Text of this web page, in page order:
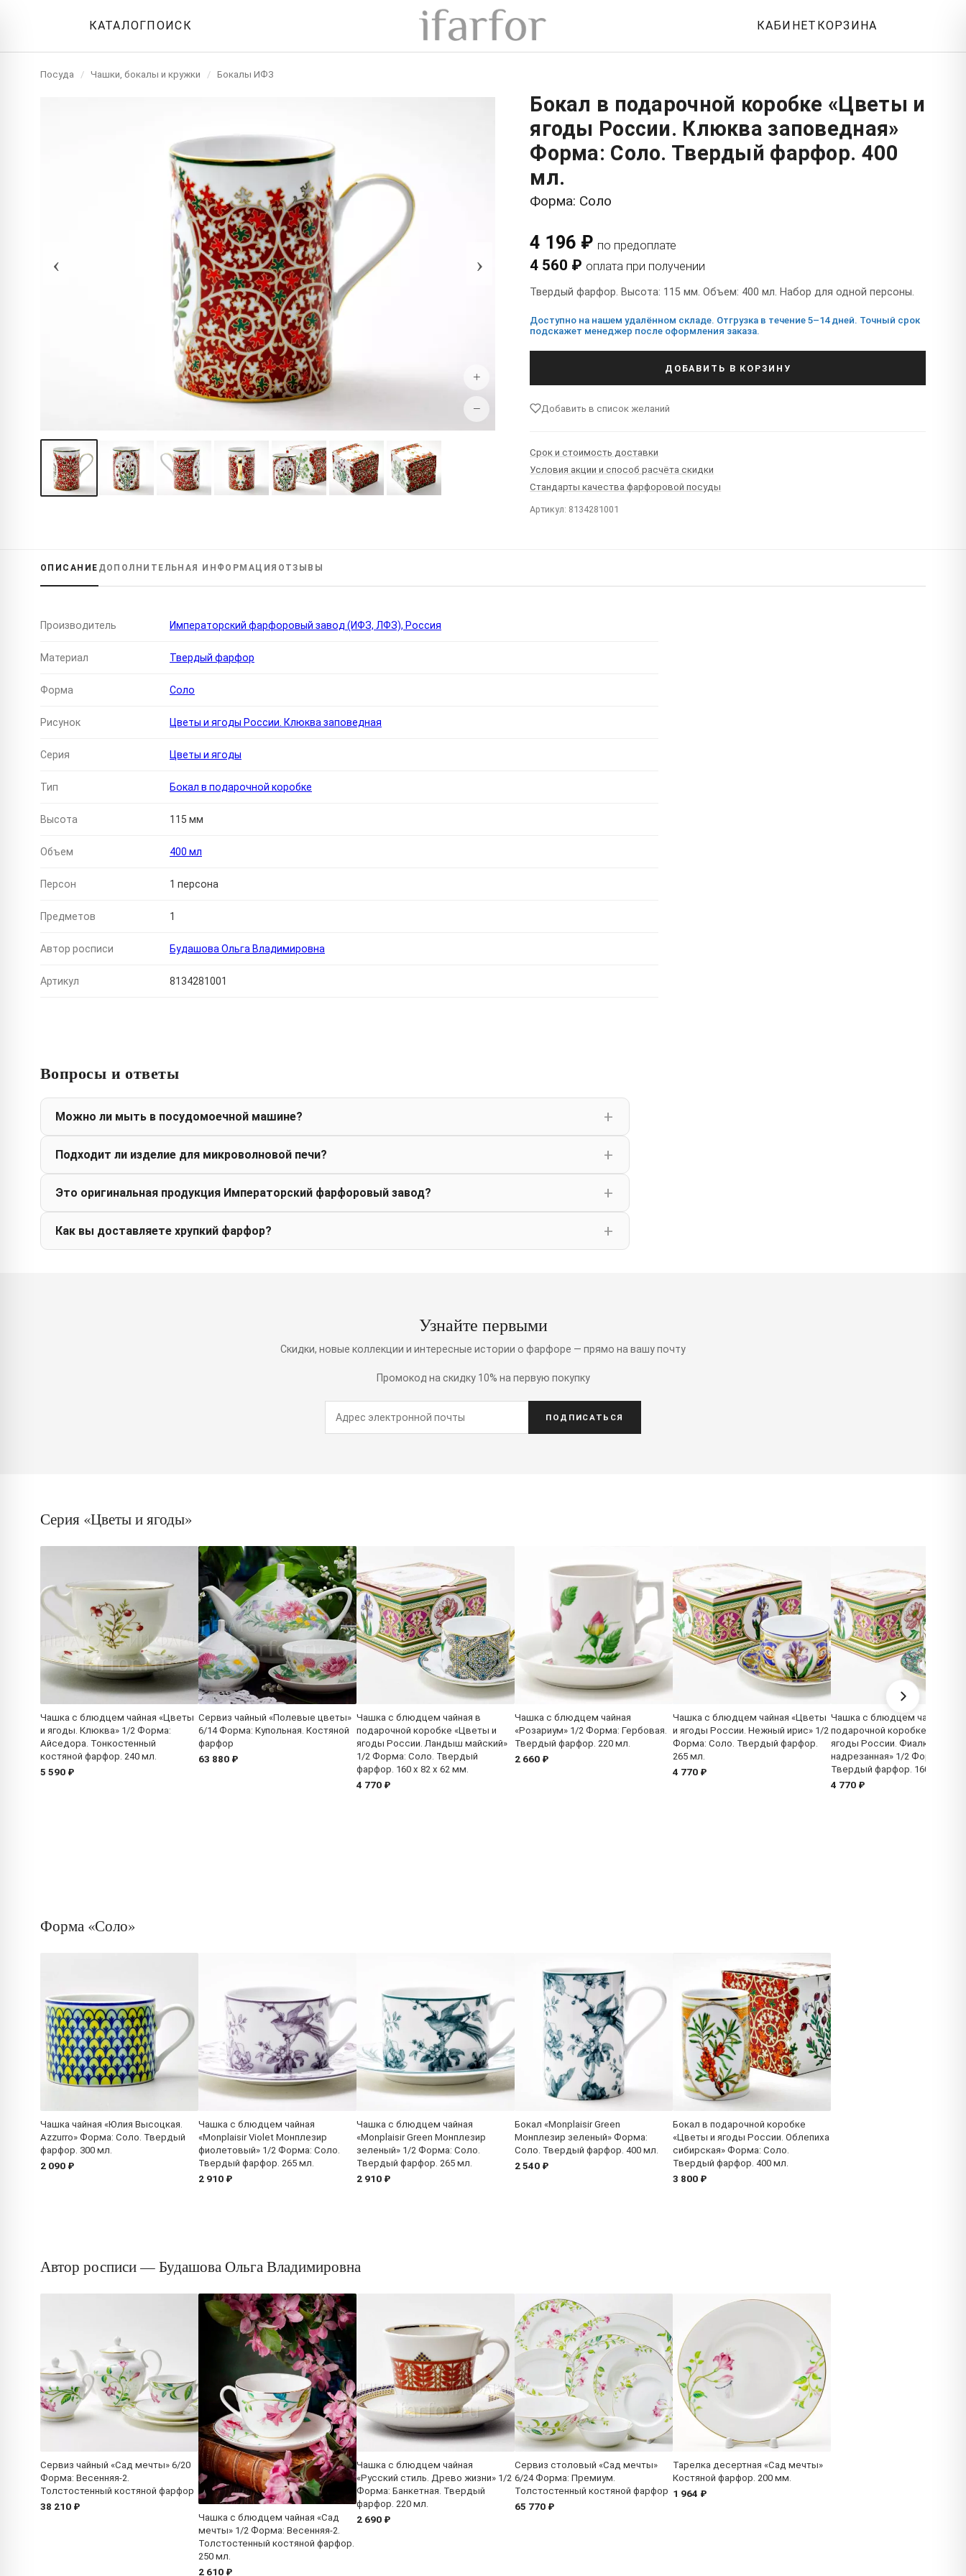
КАТАЛОГПОИСК КАБИНЕТ КОРЗИНА
Посуда / Чашки, бокалы и кружки / Бокалы ИФЗ
‹ ›
+
−
Бокал в подарочной коробке «Цветы и
ягоды России. Клюква заповедная»
Форма: Соло. Твердый фарфор. 400
мл.
Форма: Соло
4 196 ₽ по предоплате
4 560 ₽ оплата при получении
Твердый фарфор. Высота: 115 мм. Объем: 400 мл. Набор для одной персоны.
Доступно на нашем удалённом складе. Отгрузка в течение 5–14 дней. Точный срок
подскажет менеджер после оформления заказа.
ДОБАВИТЬ В КОРЗИНУ
Добавить в список желаний
Срок и стоимость доставки
Условия акции и способ расчёта скидки
Стандарты качества фарфоровой посуды
Артикул: 8134281001
ОПИСАНИЕ ДОПОЛНИТЕЛЬНАЯ ИНФОРМАЦИЯ ОТЗЫВЫ
Производитель Императорский фарфоровый завод (ИФЗ, ЛФЗ), Россия
Материал Твердый фарфор
Форма Соло
Рисунок Цветы и ягоды России. Клюква заповедная
Серия Цветы и ягоды
Тип Бокал в подарочной коробке
Высота 115 мм
Объем 400 мл
Персон 1 персона
Предметов 1
Автор росписи Будашова Ольга Владимировна
Артикул 8134281001
Вопросы и ответы
Можно ли мыть в посудомоечной машине?
Подходит ли изделие для микроволновой печи?
Это оригинальная продукция Императорский фарфоровый завод?
Как вы доставляете хрупкий фарфор?
Узнайте первыми
Скидки, новые коллекции и интересные истории о фарфоре — прямо на вашу почту
Промокод на скидку 10% на первую покупку
ПОДПИСАТЬСЯ
Серия «Цветы и ягоды»
Чашка с блюдцем чайная «Цветы
и ягоды. Клюква» 1/2 Форма:
Айседора. Тонкостенный
костяной фарфор. 240 мл.
5 590 ₽
Сервиз чайный «Полевые цветы»
6/14 Форма: Купольная. Костяной
фарфор
63 880 ₽
Чашка с блюдцем чайная в
подарочной коробке «Цветы и
ягоды России. Ландыш майский»
1/2 Форма: Соло. Твердый
фарфор. 160 x 82 x 62 мм.
4 770 ₽
Чашка с блюдцем чайная
«Розариум» 1/2 Форма: Гербовая.
Твердый фарфор. 220 мл.
2 660 ₽
Чашка с блюдцем чайная «Цветы
и ягоды России. Нежный ирис» 1/2
Форма: Соло. Твердый фарфор.
265 мл.
4 770 ₽
Чашка с блюдцем чайная в
подарочной коробке «Цветы
ягоды России. Фиалка
надрезанная» 1/2 Форма:
Твердый фарфор. 160 x 82 x
4 770 ₽
Форма «Соло»
Чашка чайная «Юлия Высоцкая.
Azzurro» Форма: Соло. Твердый
фарфор. 300 мл.
2 090 ₽
Чашка с блюдцем чайная
«Monplaisir Violet Монплезир
фиолетовый» 1/2 Форма: Соло.
Твердый фарфор. 265 мл.
2 910 ₽
Чашка с блюдцем чайная
«Monplaisir Green Монплезир
зеленый» 1/2 Форма: Соло.
Твердый фарфор. 265 мл.
2 910 ₽
Бокал «Monplaisir Green
Монплезир зеленый» Форма:
Соло. Твердый фарфор. 400 мл.
2 540 ₽
Бокал в подарочной коробке
«Цветы и ягоды России. Облепиха
сибирская» Форма: Соло.
Твердый фарфор. 400 мл.
3 800 ₽
Автор росписи — Будашова Ольга Владимировна
Сервиз чайный «Сад мечты» 6/20
Форма: Весенняя-2.
Толстостенный костяной фарфор
38 210 ₽
Чашка с блюдцем чайная «Сад
мечты» 1/2 Форма: Весенняя-2.
Толстостенный костяной фарфор.
250 мл.
2 610 ₽
Чашка с блюдцем чайная
«Русский стиль. Древо жизни» 1/2
Форма: Банкетная. Твердый
фарфор. 220 мл.
2 690 ₽
Сервиз столовый «Сад мечты»
6/24 Форма: Премиум.
Толстостенный костяной фарфор
65 770 ₽
Тарелка десертная «Сад мечты»
Костяной фарфор. 200 мм.
1 964 ₽